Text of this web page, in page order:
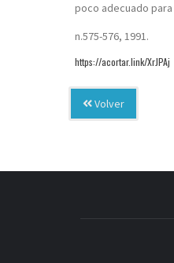
poco adecuado
n.575-576, 1991.
https://acortar.link/XrJPAj
Volver